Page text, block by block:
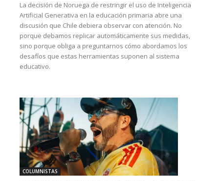
La decisión de Noruega de restringir el uso de Inteligencia
Artificial Generativa en la educación primaria abre una
discusión que Chile debiera observar con atención. No
porque debamos replicar automáticamente sus medidas,
sino porque obliga a preguntarnos cómo abordamos los
desafíos que estas herramientas suponen al sistema
educativo.
COLUMNISTAS